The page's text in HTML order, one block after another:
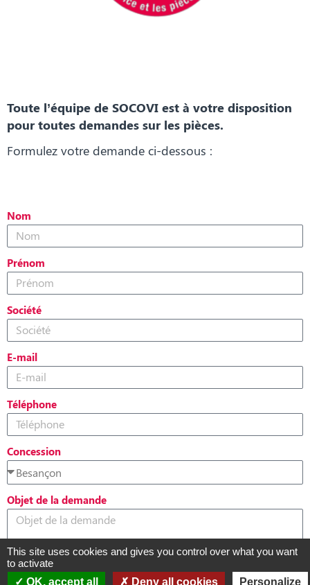
Toute l’équipe de SOCOVI est à votre disposition
pour toutes demandes sur les pièces.
Formulez votre demande ci-dessous :
Nom
Prénom
Société
E-mail
Téléphone
Concession
Objet de la demande
This site uses cookies and gives you control over what you want
to activate
OK, accept all
Deny all cookies Personalize